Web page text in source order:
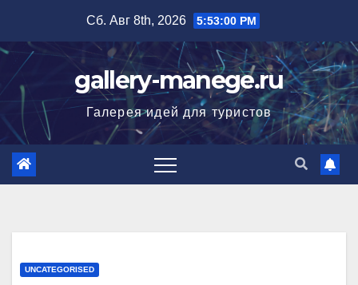
содержимому
Сб. Авг 8th, 2026 5:53:01 PM
gallery-manege.ru
Галерея идей для туристов
UNCATEGORISED